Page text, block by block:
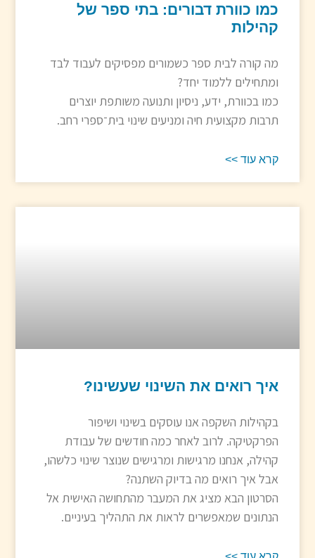
כמו כוורת דבורים: בתי ספר של
קהילות
מה קורה לבית ספר כשמורים מפסיקים לעבוד לבד
ומתחילים ללמוד יחד?
כמו בכוורת, ידע, ניסיון ותנועה משותפת יוצרים
תרבות מקצועית חיה ומניעים שינוי בית־ספרי רחב.
קרא עוד >>
איך רואים את השינוי שעשינו?
בקהילות השקפה אנו עוסקים בשינוי ושיפור
הפרקטיקה. לרוב לאחר כמה חודשים של עבודת
קהילה, אנחנו מרגישות ומרגישים שנוצר שינוי כלשהו,
אבל איך רואים מה בדיוק השתנה?
הסרטון הבא מציג את המעבר מהתחושה האישית אל
הנתונים שמאפשרים לראות את התהליך בעיניים.